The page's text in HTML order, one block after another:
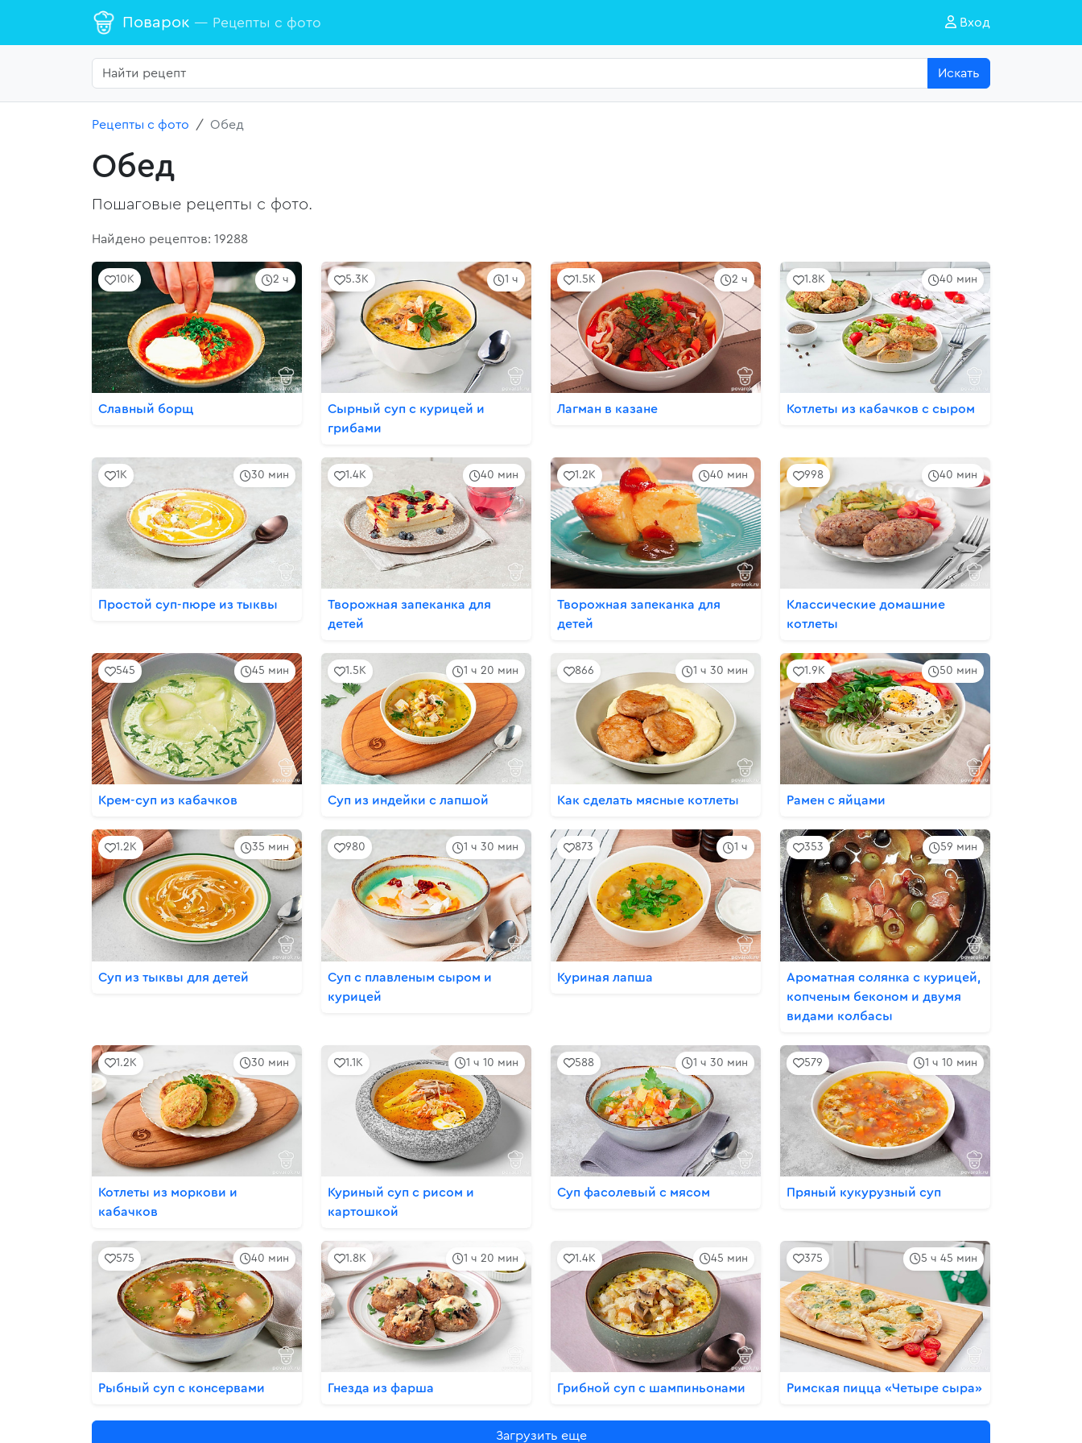
Поварок — Рецепты с фото Вход
Искать
Рецепты с фото Обед
Обед
Пошаговые рецепты с фото.
Найдено рецептов: 19288
2 ч
10K
Славный борщ
1 ч
5.3K
Сырный суп с курицей и
грибами
2 ч
1.5K
Лагман в казане
40 мин
1.8K
Котлеты из кабачков с сыром
30 мин
1K
Простой суп-пюре из тыквы
40 мин
1.4K
Творожная запеканка для
детей
40 мин
1.2K
Творожная запеканка для
детей
40 мин
998
Классические домашние
котлеты
45 мин
545
Крем-суп из кабачков
1 ч 20 мин
1.5K
Суп из индейки с лапшой
1 ч 30 мин
866
Как сделать мясные котлеты
50 мин
1.9K
Рамен с яйцами
35 мин
1.2K
Суп из тыквы для детей
1 ч 30 мин
980
Суп с плавленым сыром и
курицей
1 ч
873
Куриная лапша
59 мин
353
Ароматная солянка с курицей,
копченым беконом и двумя
видами колбасы
30 мин
1.2K
Котлеты из моркови и
кабачков
1 ч 10 мин
1.1K
Куриный суп с рисом и
картошкой
1 ч 30 мин
588
Суп фасолевый с мясом
1 ч 10 мин
579
Пряный кукурузный суп
40 мин
575
Рыбный суп с консервами
1 ч 20 мин
1.8K
Гнезда из фарша
45 мин
1.4K
Грибной суп с шампиньонами
5 ч 45 мин
375
Римская пицца «Четыре сыра»
Загрузить еще